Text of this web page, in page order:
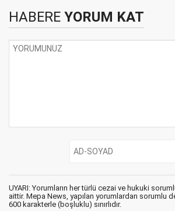
HABERE YORUM KAT
UYARI: Yorumların her türlü cezai ve hukuki
aittir. Mepa News, yapılan yorumlardan sorumlu
600 karakterle (boşluklu) sınırlıdır.